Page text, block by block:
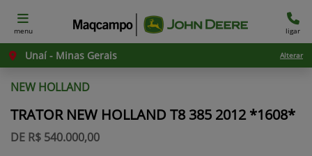
menu ligar
Unaí - Minas Gerais Alterar
NEW HOLLAND
TRATOR NEW HOLLAND T8 385 2012 *1608*
DE R$ 540.000,00